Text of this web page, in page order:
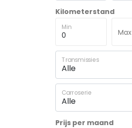
Kilometerstand
Min
Max
Transmissies
Carroserie
Prijs per maand